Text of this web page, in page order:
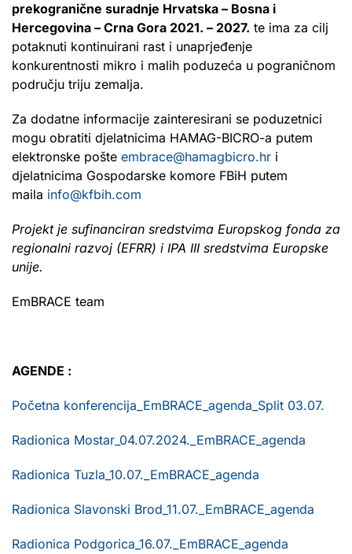
prekogranične suradnje Hrvatska – Bosna i
Hercegovina – Crna Gora 2021. – 2027. te ima za cilj
potaknuti kontinuirani rast i unaprjeđenje
konkurentnosti mikro i malih poduzeća u pograničnom
području triju zemalja.
Za dodatne informacije zainteresirani se poduzetnici
mogu obratiti djelatnicima HAMAG-BICRO-a putem
elektronske pošte embrace@hamagbicro.hr i
djelatnicima Gospodarske komore FBiH putem
maila info@kfbih.com
Projekt je sufinanciran sredstvima Europskog fonda za
regionalni razvoj (EFRR) i IPA III sredstvima Europske
unije.
EmBRACE team
AGENDE :
Početna konferencija_EmBRACE_agenda_Split 03.07.
Radionica Mostar_04.07.2024._EmBRACE_agenda
Radionica Tuzla_10.07._EmBRACE_agenda
Radionica Slavonski Brod_11.07._EmBRACE_agenda
Radionica Podgorica_16.07._EmBRACE_agenda